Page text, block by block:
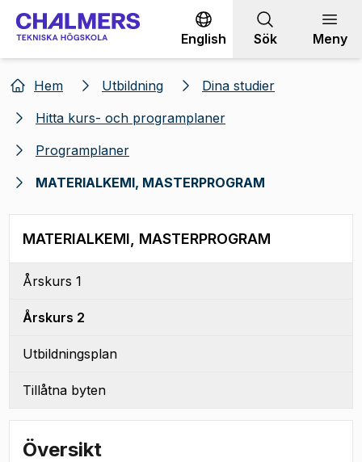
Gå till innehållet
English Sök Meny
Hem Utbildning
Dina studier
Hitta kurs- och programplaner
Programplaner
MATERIALKEMI, MASTERPROGRAM
MATERIALKEMI, MASTERPROGRAM
Årskurs 1
Årskurs 2
Utbildningsplan
Tillåtna byten
Översikt